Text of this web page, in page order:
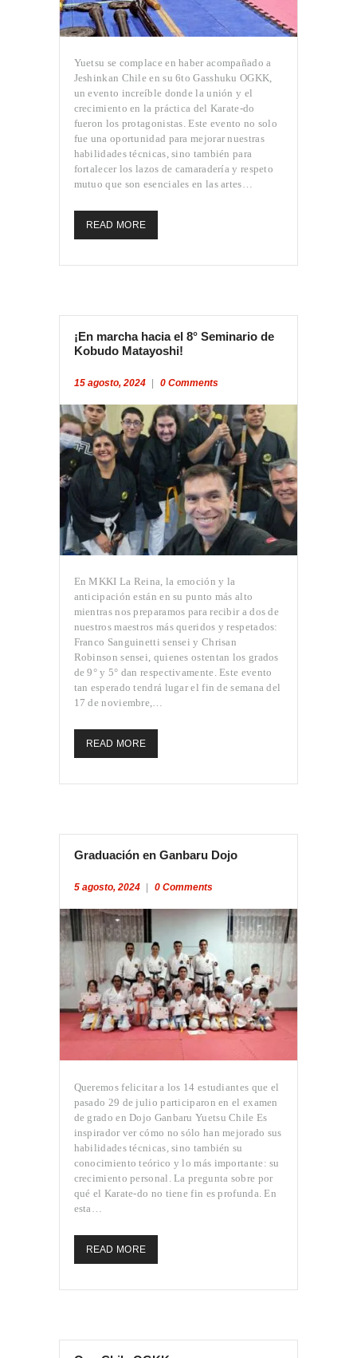
Yuetsu se complace en haber acompañado a
Jeshinkan Chile en su 6to Gasshuku OGKK,
un evento increíble donde la unión y el
crecimiento en la práctica del Karate-do
fueron los protagonistas. Este evento no solo
fue una oportunidad para mejorar nuestras
habilidades técnicas, sino también para
fortalecer los lazos de camaradería y respeto
mutuo que son esenciales en las artes…
READ MORE
¡En marcha hacia el 8° Seminario de
Kobudo Matayoshi!
15 agosto, 2024 0 Comments
En MKKI La Reina, la emoción y la
anticipación están en su punto más alto
mientras nos preparamos para recibir a dos de
nuestros maestros más queridos y respetados:
Franco Sanguinetti sensei y Chrisan
Robinson sensei, quienes ostentan los grados
de 9° y 5° dan respectivamente. Este evento
tan esperado tendrá lugar el fin de semana del
17 de noviembre,…
READ MORE
Graduación en Ganbaru Dojo
5 agosto, 2024 0 Comments
Queremos felicitar a los 14 estudiantes que el
pasado 29 de julio participaron en el examen
de grado en Dojo Ganbaru Yuetsu Chile Es
inspirador ver cómo no sólo han mejorado sus
habilidades técnicas, sino también su
conocimiento teórico y lo más importante: su
crecimiento personal. La pregunta sobre por
qué el Karate-do no tiene fin es profunda. En
esta…
READ MORE